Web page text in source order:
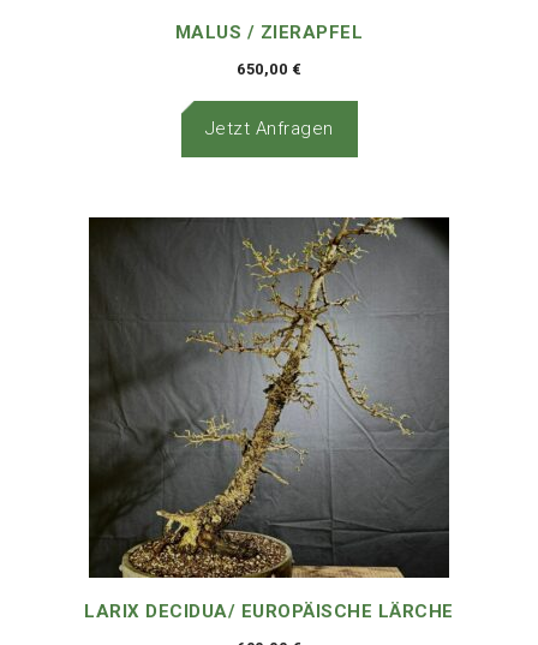
MALUS / ZIERAPFEL
650,00 €
Jetzt Anfragen
LARIX DECIDUA/ EUROPÄISCHE LÄRCHE